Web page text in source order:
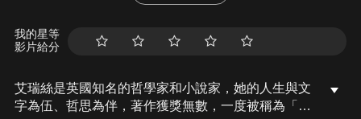
我的星等
影片給分
艾瑞絲是英國知名的哲學家和小說家，她的人生與文
字為伍、哲思為伴，著作獲獎無數，一度被稱為「全